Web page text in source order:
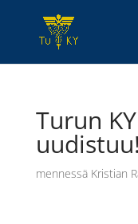
Turun
uudistuu!
mennessä Kristian